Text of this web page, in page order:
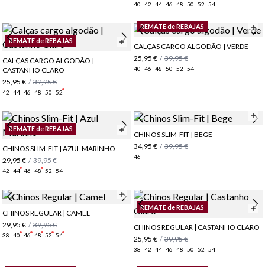
40 42 44 46 48 50 52 54
REMATE de REBAJAS
CALÇAS CARGO ALGODÃO |
CASTANHO CLARO
25,95 € / 39,95 €
42 44 46 48 50 52
REMATE de REBAJAS
CALÇAS CARGO ALGODÃO | VERDE
25,95 € / 39,95 €
40 46 48 50 52 54
REMATE de REBAJAS
CHINOS SLIM-FIT | AZUL MARINHO
29,95 € / 39,95 €
42 44 46 48 52 54
CHINOS SLIM-FIT | BEGE
34,95 € / 39,95 €
46
CHINOS REGULAR | CAMEL
29,95 € / 39,95 €
38 40 46 48 52 54
REMATE de REBAJAS
CHINOS REGULAR | CASTANHO CLARO
25,95 € / 39,95 €
38 42 44 46 48 50 52 54